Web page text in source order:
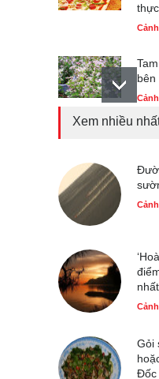
bên
Xem nhiều
Gỏi
Đốc